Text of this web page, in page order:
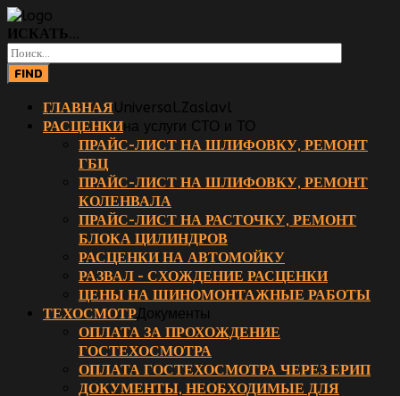
ИСКАТЬ...
FIND
ГЛАВНАЯUniversal.Zaslavl
РАСЦЕНКИна услуги СТО и ТО
ПРАЙС-ЛИСТ НА ШЛИФОВКУ, РЕМОНТ
ГБЦ
ПРАЙС-ЛИСТ НА ШЛИФОВКУ, РЕМОНТ
КОЛЕНВАЛА
ПРАЙС-ЛИСТ НА РАСТОЧКУ, РЕМОНТ
БЛОКА ЦИЛИНДРОВ
РАСЦЕНКИ НА АВТОМОЙКУ
РАЗВАЛ - СХОЖДЕНИЕ РАСЦЕНКИ
ЦЕНЫ НА ШИНОМОНТАЖНЫЕ РАБОТЫ
ТЕХОСМОТРДокументы
ОПЛАТА ЗА ПРОХОЖДЕНИЕ
ГОСТЕХОСМОТРА
ОПЛАТА ГОСТЕХОСМОТРА ЧЕРЕЗ ЕРИП
ДОКУМЕНТЫ, НЕОБХОДИМЫЕ ДЛЯ